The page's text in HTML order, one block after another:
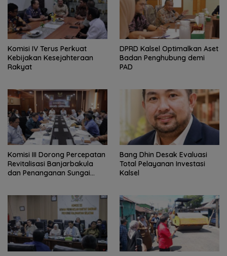
Komisi IV Terus Perkuat
Kebijakan Kesejahteraan
Rakyat
‎DPRD Kalsel Optimalkan Aset
Badan Penghubung demi
PAD
‎Komisi III Dorong Percepatan
Revitalisasi Banjarbakula
dan Penanganan Sungai
‎Bang Dhin Desak Evaluasi
Total Pelayanan Investasi
Kalsel